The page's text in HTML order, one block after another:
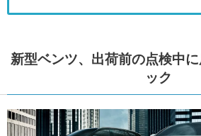
新型ベンツ、出荷前の点検中
ック